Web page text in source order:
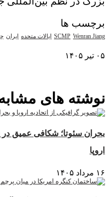
برچسب ها
SCMP Wenran Jiang ایالات متحده ایران
۰۵ تیر ۱۴۰۵
نوشته های
بحران سئوتا؛ شکافی عمیق
اروپا
۱۶ مرداد ۱۴۰۵